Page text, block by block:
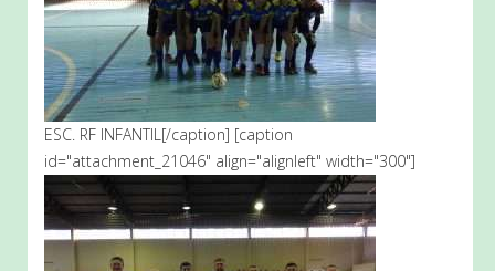
ESC. RF INFANTIL[/caption] [caption
id="attachment_21046" align="alignleft" width="300"]